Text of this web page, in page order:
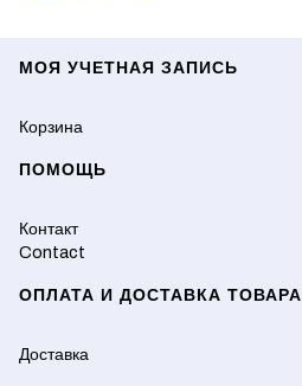
Footer menu
МОЯ УЧЕТНАЯ ЗАПИСЬ
Корзина
ПОМОЩЬ
Контакт
Contact
ОПЛАТА И ДОСТАВКА ТОВАРА
Доставка